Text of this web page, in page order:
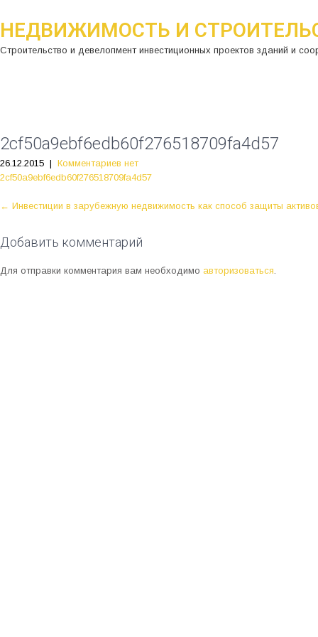
НЕДВИЖИМОСТЬ И
Строительство и девелопмент инвестиционных проектов зданий и
2cf50a9ebf6edb60f276518709fa4d57
26.12.2015 | Комментариев нет
2cf50a9ebf6edb60f276518709fa4d57
P
s
n
← Инвестиции в зарубежную недвижимость как способ защиты
Добавить комментарий
Для отправки комментария вам необходимо авторизоваться.